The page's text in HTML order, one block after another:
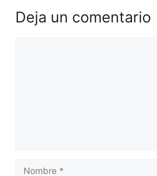
Deja un comentario
Nombre